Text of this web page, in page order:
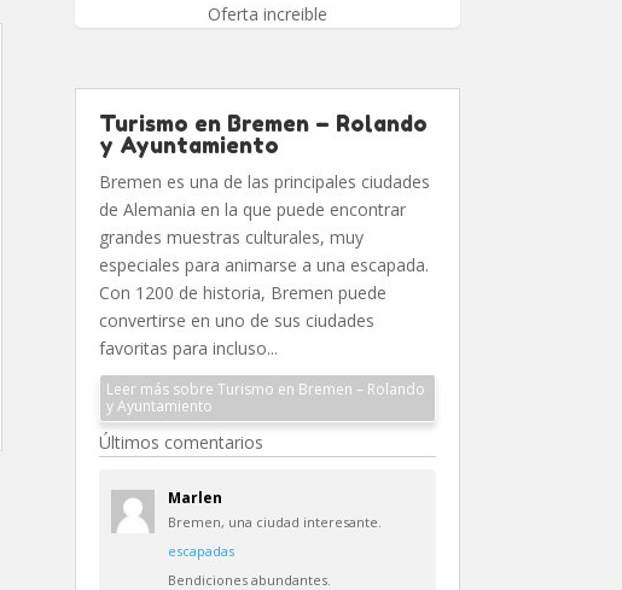
Oferta increible
Turismo en Bremen – Rolando
y Ayuntamiento
Bremen es una de las principales ciudades
de Alemania en la que puede encontrar
grandes muestras culturales, muy
especiales para animarse a una escapada.
Con 1200 de historia, Bremen puede
convertirse en uno de sus ciudades
favoritas para incluso...
Leer más sobre Turismo en Bremen – Rolando
y Ayuntamiento
Últimos comentarios
Marlen
Bremen, una ciudad interesante.
escapadas
Bendiciones abundantes.